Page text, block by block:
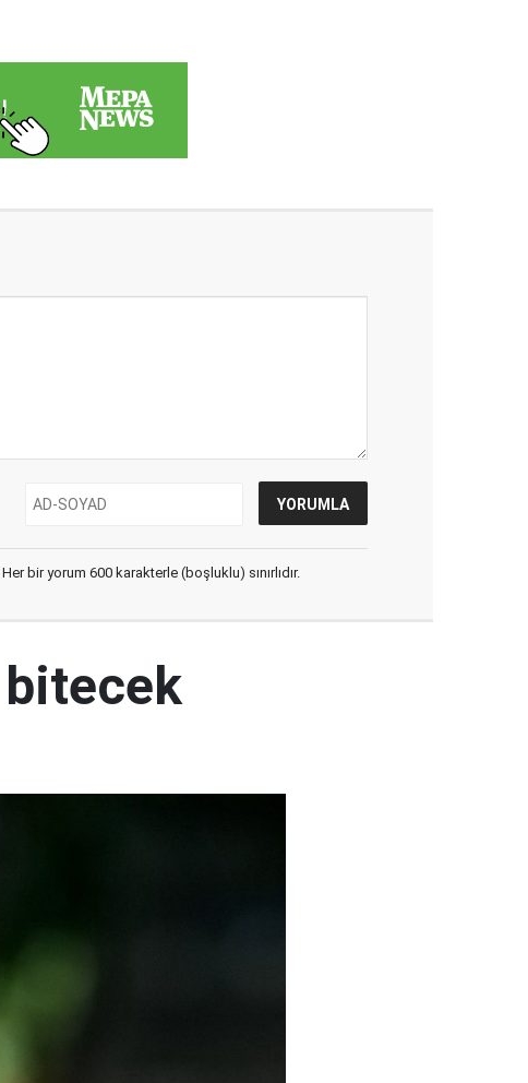
bir yorum 600 karakterle (boşluklu) sınırlıdır.
bitecek